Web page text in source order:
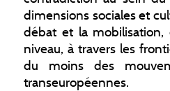
dimensions sociales et
débat et la mobilisation,
niveau, à travers les
du moins des
transeuropéennes.